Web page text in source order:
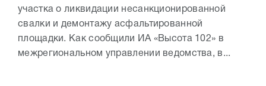
участка о ликвидации несанкционированной
свалки и демонтажу асфальтированной
площадки. Как сообщили ИА «Высота 102» в
межрегиональном управлении ведомства, в...